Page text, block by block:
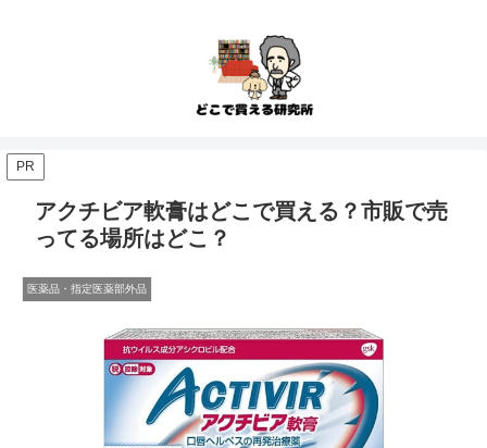
PR
アクチビア軟膏はどこで買える？市販で売
ってる場所はどこ？
医薬品・指定医薬部外品